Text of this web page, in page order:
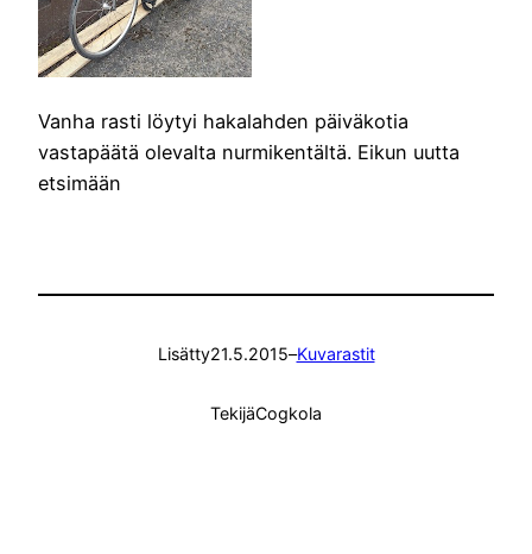
Vanha rasti löytyi hakalahden päiväkotia
vastapäätä olevalta nurmikentältä. Eikun uutta
etsimään
Lisätty21.5.2015–Kuvarastit
TekijäCogkola